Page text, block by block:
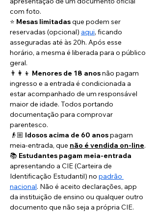
com foto.
⭐️ Mesas limitadas que podem ser
reservadas (opcional) aqui, ficando
asseguradas até às 20h. Após esse
horário, a mesma é liberada para o público
geral.
👨‍👩‍👦 Menores de 18 anos não pagam
ingresso e a entrada é condicionada a
estar acompanhado de um responsável
maior de idade. Todos portando
documentação para comprovar
parentesco.
👴🏼 Idosos acima de 60 anos pagam
meia-entrada, que não é vendida on-line.
📚 Estudantes pagam meia-entrada
apresentando a CIE (Carteira de
Identificação Estudantil) no padrão
nacional. Não é aceito declarações, app
da instituição de ensino ou qualquer outro
documento que não seja a própria CIE.